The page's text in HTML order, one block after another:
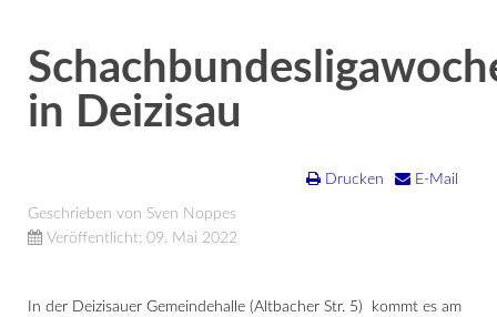
in Deizisau
Drucken E-Mail
Geschrieben von Sven Noppes
Veröffentlicht: 09. Mai 2022
In der Deizisauer Gemeindehalle (Altbacher Str. 5) kommt es am